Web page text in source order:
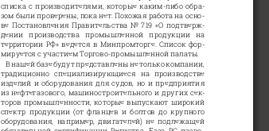
списка с производителями, которые каким-либо обра-
зом были проверены, пока нет. Похожая работа на осно-
ве Постановления Правительства No 719 «О подтверж-
дении  производства  промышленной  продукции  на
территории РФ» ведется в Минпромторге. Список фор-
мируется с участием Торгово-промышленной палаты.
В нашей базе будут представлены не только компании,
традиционно  специализирующиеся  на  производстве
изделий и оборудования для судов, но и предприятия
из нефтегазового, машиностроительного и других сек-
торов промышленности, которые выпускают широкий
спектр  продукции  (от  фланцев  и  болтов  до  крупного
оборудования,  например,  двигателей)  не  подлежащей
обязательной  сертификации  Регистра.  База  РС  позво